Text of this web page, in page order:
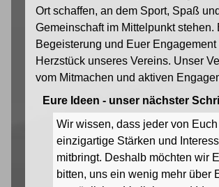
Ort schaffen, an dem Sport, Spaß und
Gemeinschaft im Mittelpunkt stehen.
Begeisterung und Euer
Herzstück unseres Vereins. Unser
vom Mitmachen und aktiven
Eure Ideen - unser nächster
Wir wissen, dass jeder von Euch
einzigartige Stärken und
mitbringt. Deshalb möchten wir
bitten, uns ein wenig mehr über